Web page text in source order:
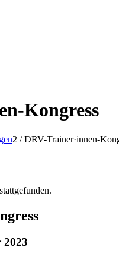
Kongress
2 / DRV-Trainer·innen-
2023